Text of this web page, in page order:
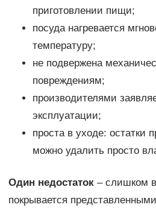
приготовлении пищи;
посуда нагревается
температуру;
не подвержена
повреждениям;
производителями
эксплуатации;
проста в уходе: остатки
можно удалить просто
Один недостаток– слишком
покрывается